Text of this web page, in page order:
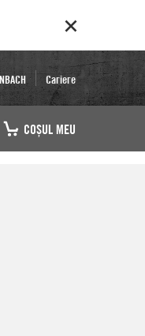
Cariere
COŞUL MEU